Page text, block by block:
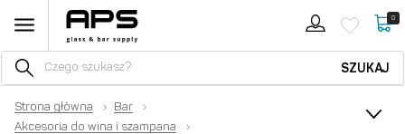
0
SZUKAJ
Strona główna › Bar
›
Akcesoria do wina i szampana
›